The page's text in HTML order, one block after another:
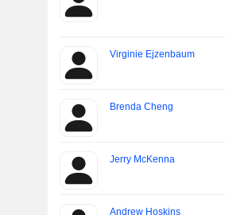
Virginie Ejzenbaum
Brenda Cheng
Jerry McKenna
Andrew Hoskins